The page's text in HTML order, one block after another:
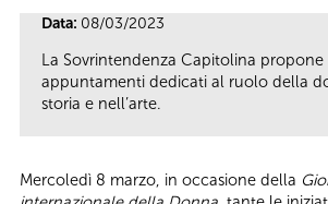
Data: 08/03/2023
La Sovrintendenza Capitolina propone
appuntamenti dedicati al ruolo della
storia e nell’arte.
Mercoledì 8 marzo, in occasione della